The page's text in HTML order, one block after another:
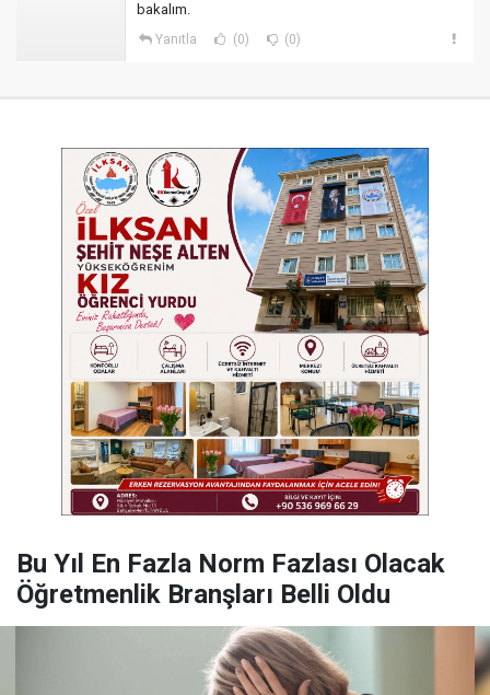
bakalım.
Yanıtla (0) (0)
Bu Yıl En Fazla Norm Fazlası Olacak
Öğretmenlik Branşları Belli Oldu